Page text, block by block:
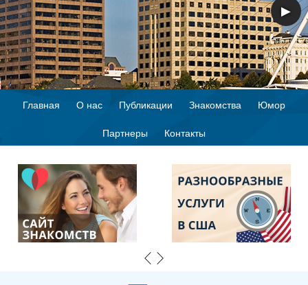
◀ ▶
Главная О нас Публикации Знакомства Юмор
Партнеры Контакты